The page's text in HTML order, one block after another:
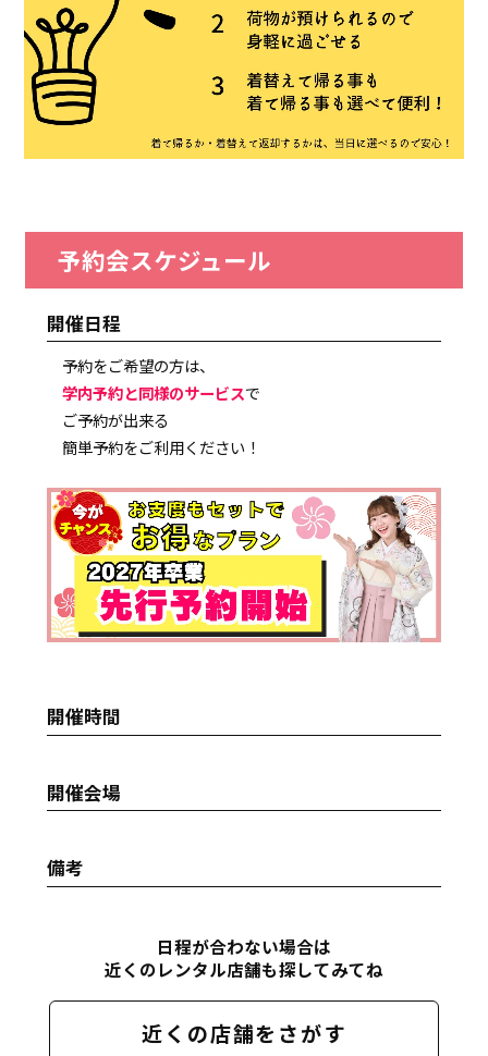
予約会スケジュール
開催日程
予約をご希望の方は、
学内予約と同様のサービスで
ご予約が出来る
簡単予約をご利用ください！
開催時間
開催会場
備考
日程が合わない場合は
近くのレンタル店舗も探してみてね
近くの店舗をさがす